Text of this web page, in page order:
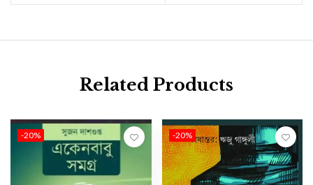
Related Products
-20% -20%